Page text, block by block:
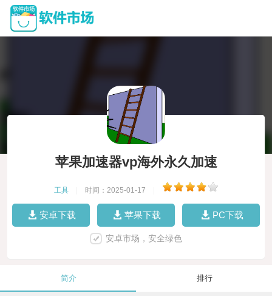
苹果加速器vp海外永久加速
工具 时间：2025-01-17
安卓下载 苹果下载 PC下载
安卓市场，安全绿色
简介 排行